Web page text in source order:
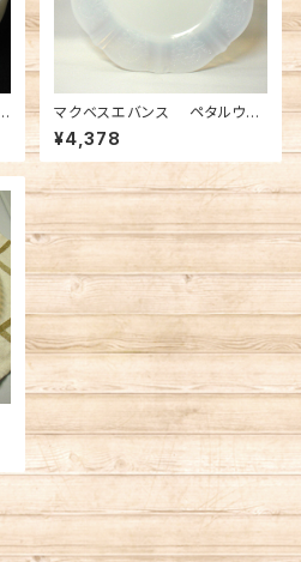
マクベスエバンス ペタルウエ
ア デザートプレート モナッ
クス（FK-12163）
¥4,378